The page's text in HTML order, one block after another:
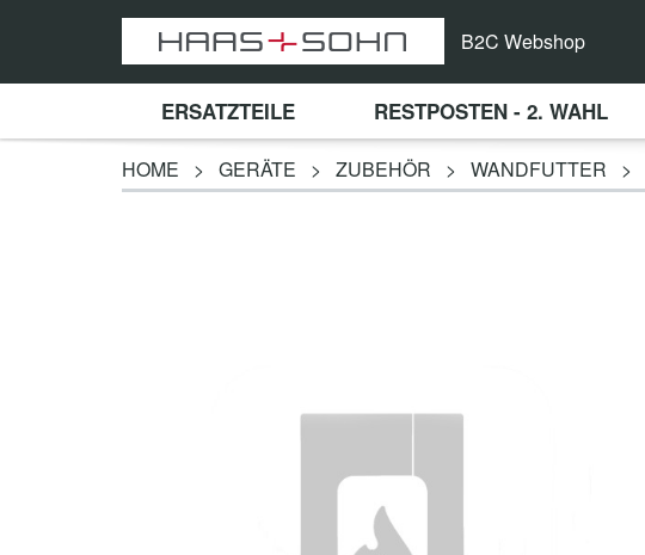
B2C Webshop
ERSATZTEILE RESTPOSTEN - 2. WAHL
HOME > GERÄTE > ZUBEHÖR > WANDFUTTER >